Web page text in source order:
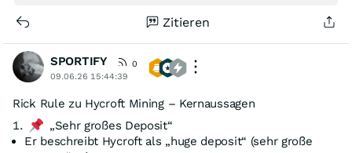
Zitieren
SPORTIFY
0
09.06.26 15:44:39
Rick Rule zu Hycroft Mining – Kernaussagen
1.
„Sehr großes Deposit“
Er beschreibt Hycroft als „huge deposit“ (sehr große